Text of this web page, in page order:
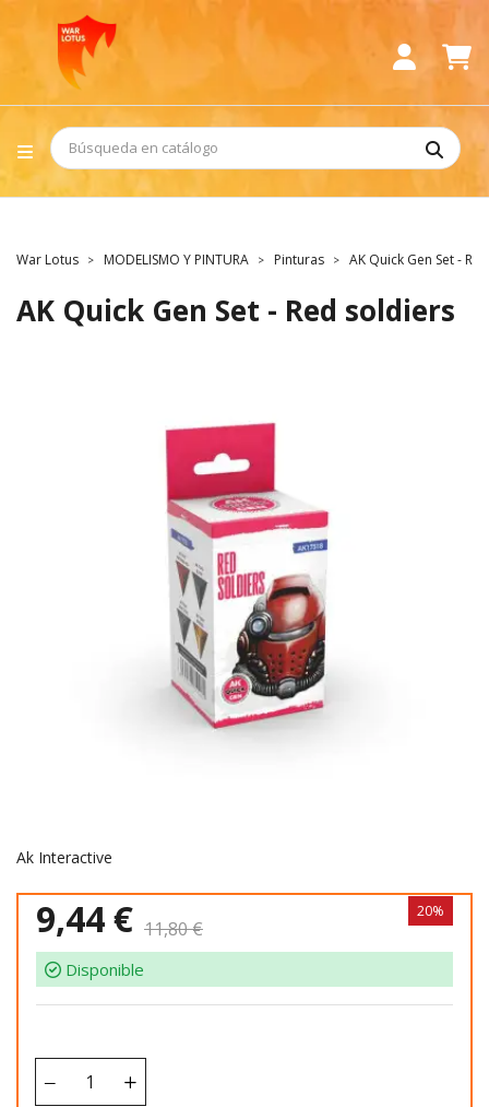
War Lotus MODELISMO Y PINTURA Pinturas AK Quick Gen Set -
AK Quick Gen Set - Red soldiers
Ak Interactive
9,44 € 11,80 €
20%
Disponible